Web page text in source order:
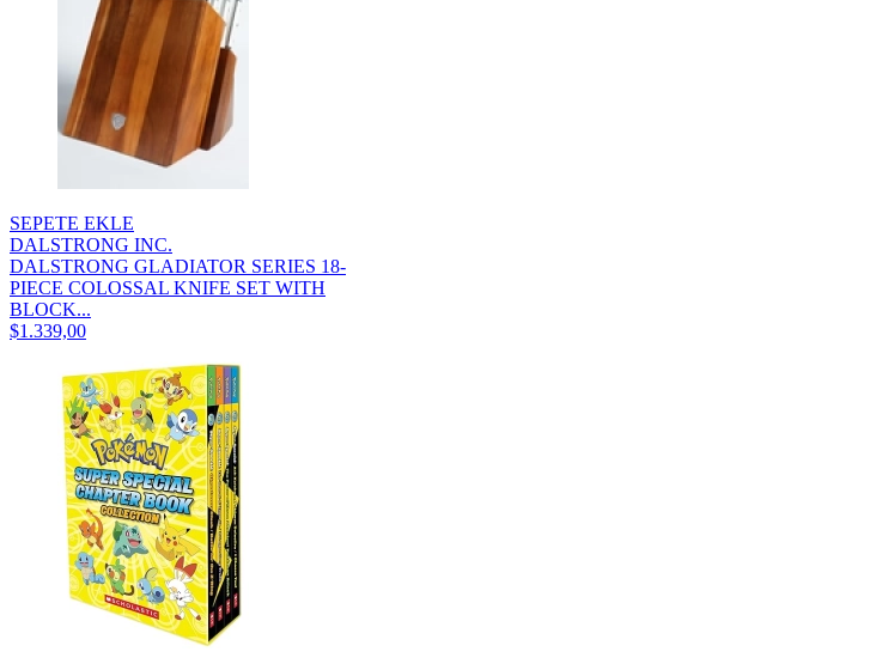
SEPETE EKLE
DALSTRONG INC.
DALSTRONG GLADIATOR SERIES 18-
PIECE COLOSSAL KNIFE SET WITH
BLOCK...
$1.339,00